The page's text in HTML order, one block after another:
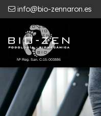
info@bio-zennaron.es